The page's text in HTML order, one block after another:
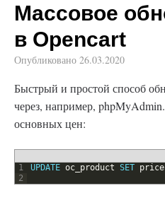
Массовое
в Opencart
Опубликовано 26.03.2020
Быстрый и простой способ
через, например,
основных цен:
1
2
UPDATE oc_product SET price